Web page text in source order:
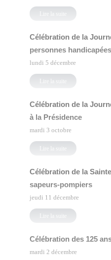
Lire la suite
Célébration de la
personnes handicapées
lundi 5 décembre
Lire la suite
Célébration de la
à la Présidence
mardi 3 octobre
Lire la suite
Célébration de la
sapeurs-pompiers
jeudi 11 décembre
Lire la suite
Célébration des 125
mardi 2 décembre